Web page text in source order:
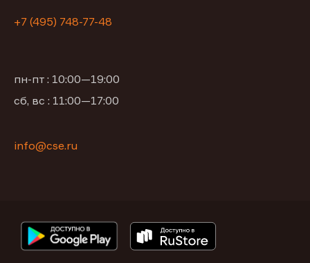
+7 (495) 748-77-48
пн-пт : 10:00—19:00
сб, вс : 11:00—17:00
info@cse.ru